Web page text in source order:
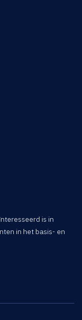
is in
in het basis- en